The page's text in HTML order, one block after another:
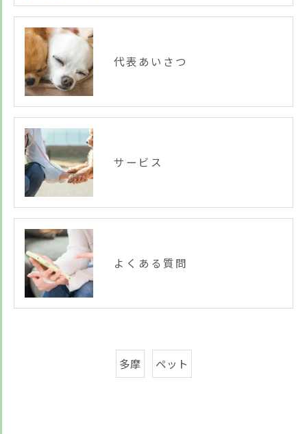
代表あいさつ
サービス
よくある質問
多摩 ペット